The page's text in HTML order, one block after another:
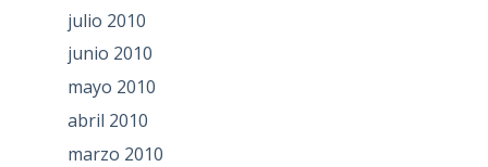
julio 2010
junio 2010
mayo 2010
abril 2010
marzo 2010